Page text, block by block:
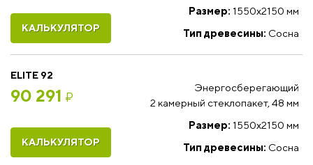
Размер: 1550x2150 мм
Тип древесины: Сосна
КАЛЬКУЛЯТОР
ELITE 92
90 291 ₽
Энергосберегающий
2 камерный стеклопакет, 48 мм
Размер: 1550x2150 мм
Тип древесины: Сосна
КАЛЬКУЛЯТОР